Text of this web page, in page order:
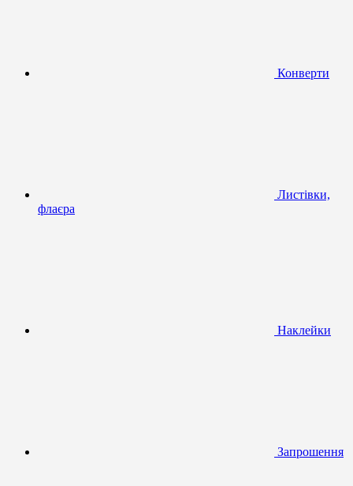
Конверти
Листівки,
флаєра
Наклейки
Запрошення